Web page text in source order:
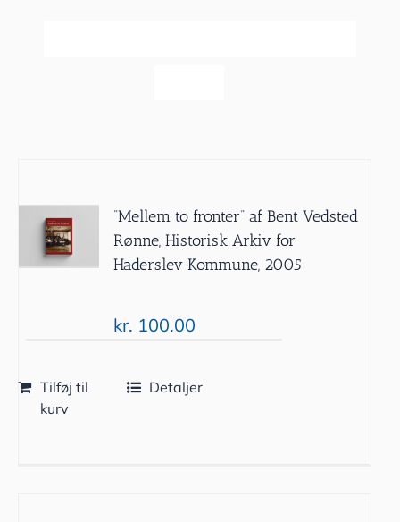
”Mellem to fronter” af Bent Vedsted
Rønne, Historisk Arkiv for
Haderslev Kommune, 2005
kr. 100.00
Tilføj til
kurv
Detaljer